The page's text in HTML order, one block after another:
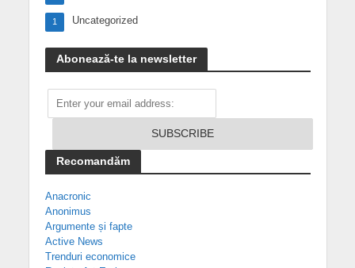
Uncategorized
1
Abonează-te la newsletter
Recomandăm
Anacronic
Anonimus
Argumente și fapte
Active News
Trenduri economice